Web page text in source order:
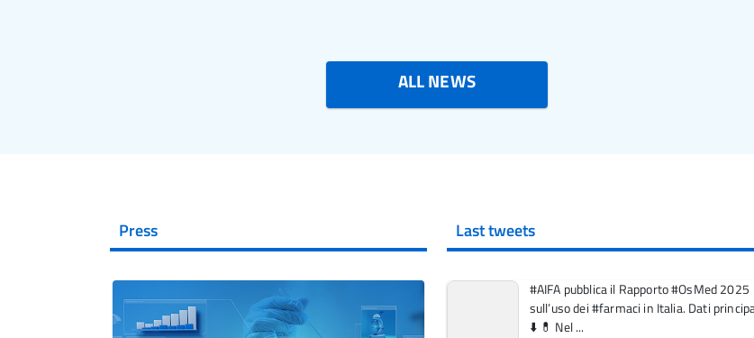
ALL NEWS
Press Last tweets
#AIFA pubblica il Rapporto #OsMed 2025
sull’uso dei #farmaci in Italia. Dati
⬇️ 💊 Nel ...